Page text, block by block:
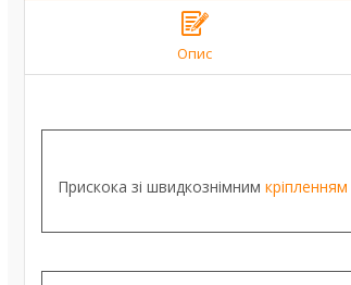
Опис
Прискока зі швидкознімним кріпленням